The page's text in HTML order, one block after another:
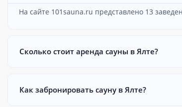
На сайте 101sauna.ru представлено 13
Сколько стоит аренда сауны в Ялте?
Как забронировать сауну в Ялте?